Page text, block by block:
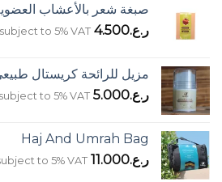
صبغة شعر بالأعشاب
ر.ع.4.500
to 5% VAT
مزيل للرائحة كريستال
ر.ع.5.000
to 5% VAT
Haj And Umrah Bag
ر.ع.11.000
to 5% VAT